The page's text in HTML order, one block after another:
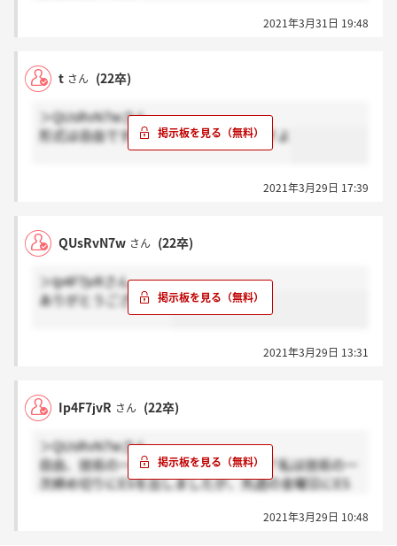
2021年3月31日 19:48
t さん (22卒)
＞QUsRvN7wさん
形式は自由ですが手書き指定されてますよ
2021年3月29日 17:39
QUsRvN7w さん (22卒)
＞Ip4F7jvRさん
ありがとうございます
2021年3月29日 13:31
Ip4F7jvR さん (22卒)
＞QUsRvN7wさん
自由、技術の一次締め切りの方ですか？私は技術の一
次締め切りにESを出しましたが、先週の金曜日にES
因みにOBからお聞きした話では、部門にも依ります
2021年3月29日 10:48